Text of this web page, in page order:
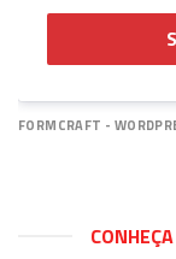
FORMCRAFT -